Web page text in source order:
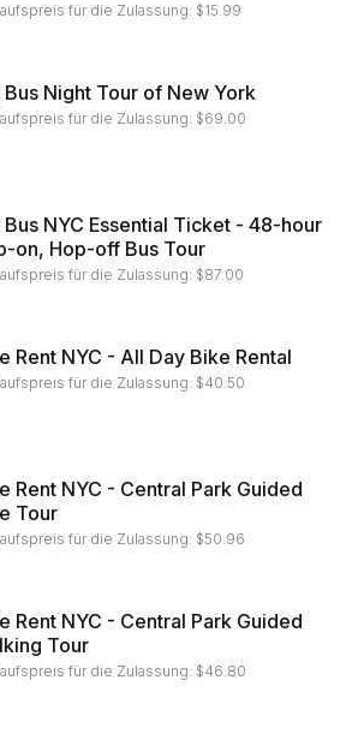
für die Zulassung: $15.99
Bus Night Tour of New York
für die Zulassung: $69.00
Bus NYC Essential Ticket - 48-hour
on, Hop-off Bus Tour
für die Zulassung: $87.00
Rent NYC - All Day Bike Rental
für die Zulassung: $40.50
Rent NYC - Central Park Guided
Tour
für die Zulassung: $50.96
Rent NYC - Central Park Guided
Tour
für die Zulassung: $46.80